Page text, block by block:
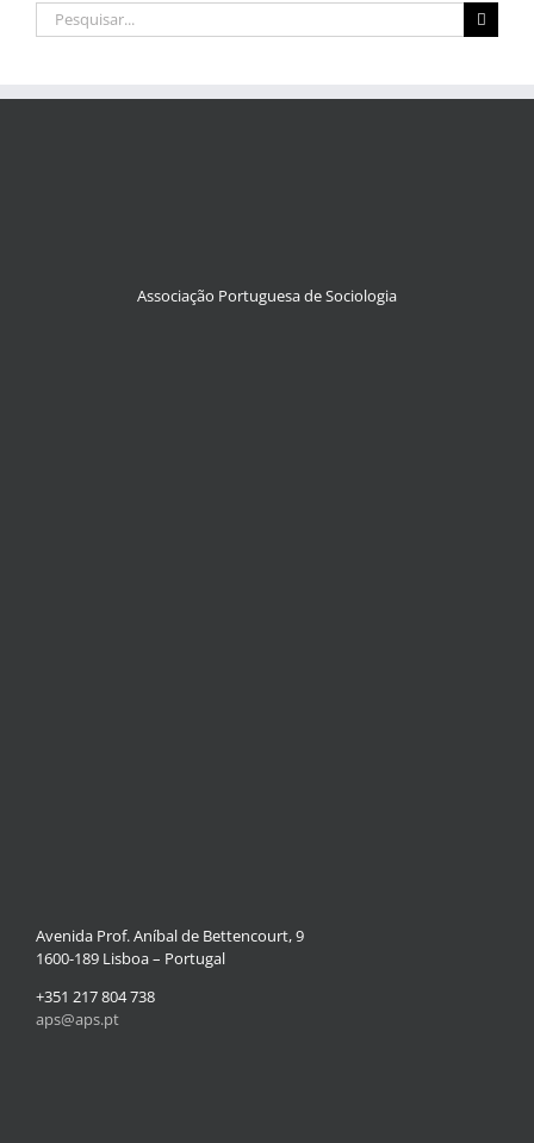
Pesquisar
Associação Portuguesa de Sociologia
Avenida Prof. Aníbal de Bettencourt, 9
1600-189 Lisboa – Portugal
+351 217 804 738
aps@aps.pt